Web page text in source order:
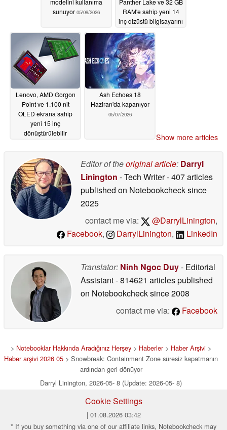
modelini kullanıma
sunuyor 05/09/2026
Panther Lake ve 32 GB
RAM'e sahip yeni 14
inç dizüstü bilgisayarını
piyasaya sürdü
05/09/2026
Lenovo, AMD Gorgon
Point ve 1.100 nit
OLED ekrana sahip
yeni 15 inç
dönüştürülebilir
05/09/2026
Ash Echoes 18
Haziran'da kapanıyor
05/07/2026
Show more articles
Editor of theoriginal article: Darryl
Linington - Tech Writer- 407 articles
published on Notebookchecksince
2025
contact me via:
@DarrylLinington,
Facebook, DarrylLinington, LinkedIn
Translator: Ninh Ngoc Duy- Editorial
Assistant- 814621 articles published
on Notebookchecksince 2008
contact me via:
Facebook
> Notebooklar Hakkında Aradığınız Herşey > Haberler> Haber Arşivi >
Haber arşivi 2026 05 > Snowbreak: Containment Zone süresiz kapatmanın
ardından geri dönüyor
Darryl Linington, 2026-05- 8 (Update: 2026-05- 8)
Cookie Settings
| 01.08.2026 03:42
* If you buy something via one of our affiliate links, Notebookcheck may